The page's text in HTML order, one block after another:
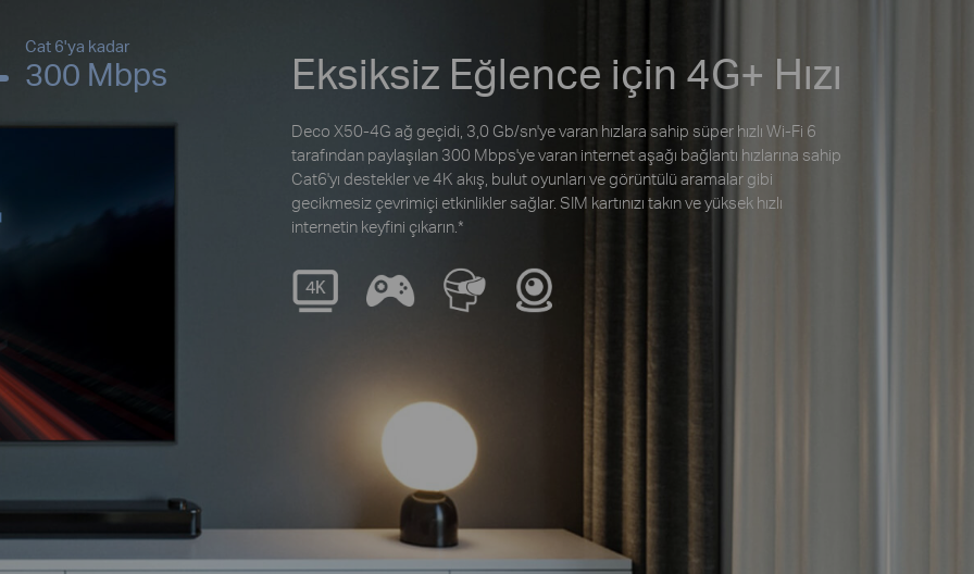
Eksiksiz Eğlence için 4G+ Hızı
Deco X50-4G ağ geçidi, 3,0 Gb/sn'ye varan hızlara sahip süper hızlı Wi-Fi 6
tarafından paylaşılan 300 Mbps'ye varan internet aşağı bağlantı hızlarına sahip
Cat6'yı destekler ve 4K akış, bulut oyunları ve görüntülü aramalar gibi
gecikmesiz çevrimiçi etkinlikler sağlar. SIM kartınızı takın ve yüksek hızlı
internetin keyfini çıkarın.*
Cat 6'ya kadar
300 Mbps